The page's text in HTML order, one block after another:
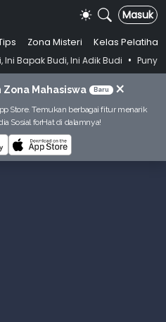
Masuk
Zona Misteri
Kelas Pelatihan
Ini Adik Budi • Punya Tujuan
Mahasiswa Baru ×
Store. Temukan berbagai fitur menarik
Sosial forHat di dalamnya!